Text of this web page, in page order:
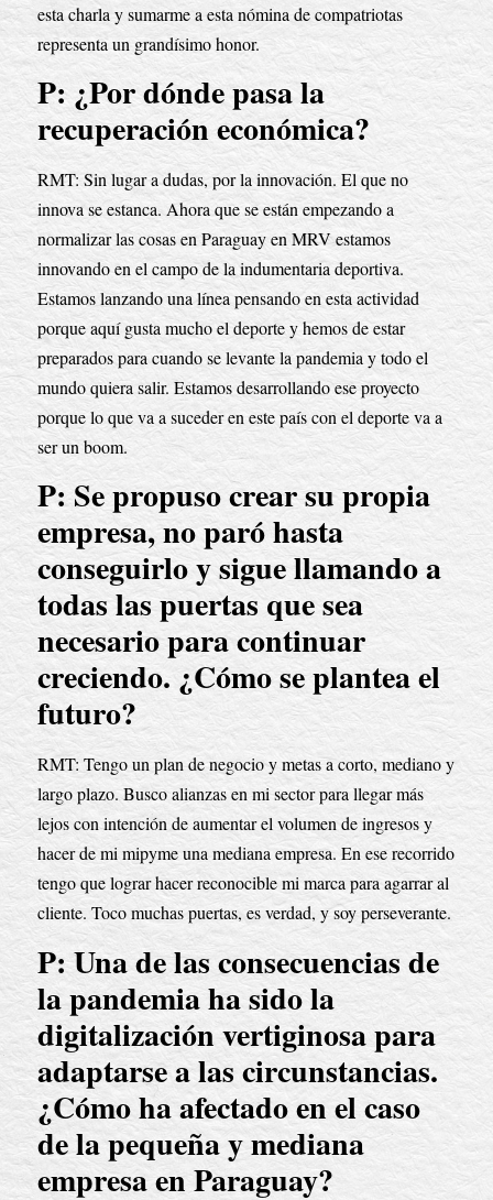
esta charla y sumarme a esta nómina de compatriotas
representa un grandísimo honor.
P: ¿Por dónde pasa la
recuperación económica?
RMT: Sin lugar a dudas, por la innovación. El que no
innova se estanca. Ahora que se están empezando a
normalizar las cosas en Paraguay en MRV estamos
innovando en el campo de la indumentaria deportiva.
Estamos lanzando una línea pensando en esta actividad
porque aquí gusta mucho el deporte y hemos de estar
preparados para cuando se levante la pandemia y todo el
mundo quiera salir. Estamos desarrollando ese proyecto
porque lo que va a suceder en este país con el deporte va a
ser un boom.
P: Se propuso crear su propia
empresa, no paró hasta
conseguirlo y sigue llamando a
todas las puertas que sea
necesario para continuar
creciendo. ¿Cómo se plantea el
futuro?
RMT: Tengo un plan de negocio y metas a corto, mediano y
largo plazo. Busco alianzas en mi sector para llegar más
lejos con intención de aumentar el volumen de ingresos y
hacer de mi mipyme una mediana empresa. En ese recorrido
tengo que lograr hacer reconocible mi marca para agarrar al
cliente. Toco muchas puertas, es verdad, y soy perseverante.
P: Una de las consecuencias de
la pandemia ha sido la
digitalización vertiginosa para
adaptarse a las circunstancias.
¿Cómo ha afectado en el caso
de la pequeña y mediana
empresa en Paraguay?